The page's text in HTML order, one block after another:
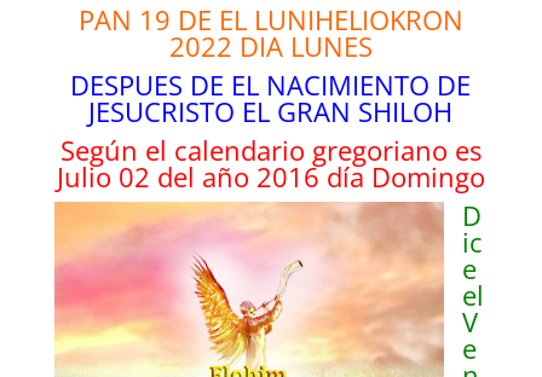
PAN 19 DE EL LUNIHELIOKRON
2022 DIA LUNES
DESPUES DE EL NACIMIENTO DE
JESUCRISTO EL GRAN SHILOH
Según el calendario gregoriano es
Julio 02 del año 2016 día Domingo
D
ic
e
el
V
e